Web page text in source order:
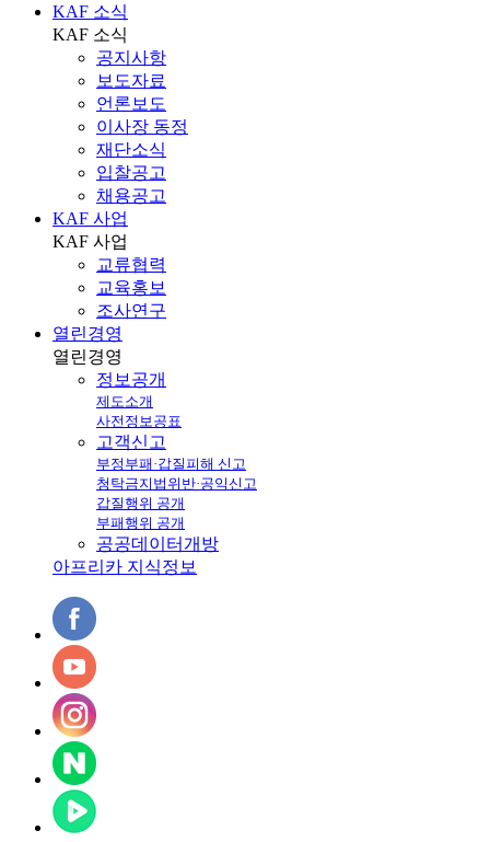
KAF 소식
KAF 소식
공지사항
보도자료
언론보도
이사장 동정
재단소식
입찰공고
채용공고
KAF 사업
KAF 사업
교류협력
교육홍보
조사연구
열린경영
열린경영
정보공개
제도소개
사전정보공표
고객신고
부정부패·갑질피해 신고
청탁금지법위반·공익신고
갑질행위 공개
부패행위 공개
공공데이터개방
아프리카 지식정보